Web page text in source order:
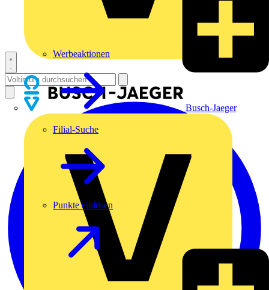
Busch-Jaeger
Werbeaktionen
Filial-Suche
Punkte einlösen